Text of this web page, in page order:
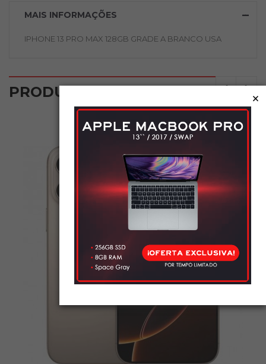
MAIS INFORMAÇÕES
IPHONE 13 PRO MAX 128GB GRADE A BRANCO USA
PRODUTOS RELACIONADOS ‹ ›
NOVO
×